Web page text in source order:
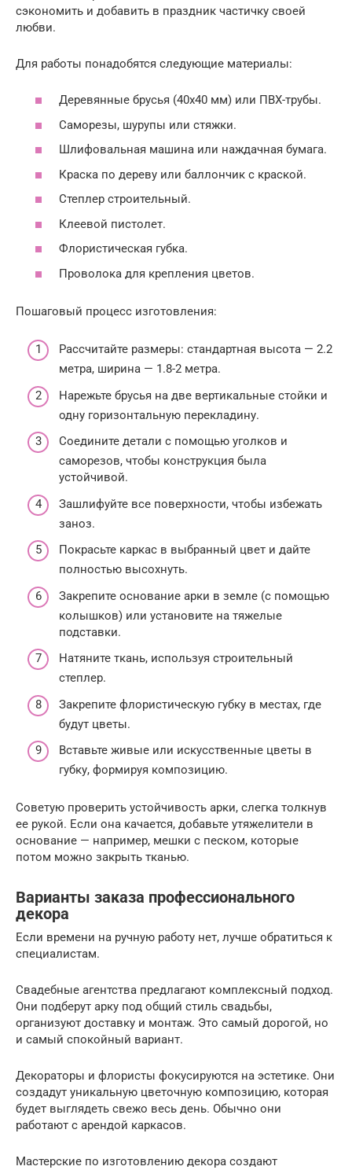
сэкономить и добавить в праздник частичку своей
любви.
Для работы понадобятся следующие материалы:
Деревянные брусья (40х40 мм) или ПВХ-трубы.
Саморезы, шурупы или стяжки.
Шлифовальная машина или наждачная бумага.
Краска по дереву или баллончик с краской.
Степлер строительный.
Клеевой пистолет.
Флористическая губка.
Проволока для крепления цветов.
Пошаговый процесс изготовления:
Рассчитайте размеры: стандартная высота — 2.2
метра, ширина — 1.8-2 метра.
Нарежьте брусья на две вертикальные стойки и
одну горизонтальную перекладину.
Соедините детали с помощью уголков и
саморезов, чтобы конструкция была
устойчивой.
Зашлифуйте все поверхности, чтобы избежать
заноз.
Покрасьте каркас в выбранный цвет и дайте
полностью высохнуть.
Закрепите основание арки в земле (с помощью
колышков) или установите на тяжелые
подставки.
Натяните ткань, используя строительный
степлер.
Закрепите флористическую губку в местах, где
будут цветы.
Вставьте живые или искусственные цветы в
губку, формируя композицию.
Советую проверить устойчивость арки, слегка толкнув
ее рукой. Если она качается, добавьте утяжелители в
основание — например, мешки с песком, которые
потом можно закрыть тканью.
Варианты заказа профессионального
декора
Если времени на ручную работу нет, лучше обратиться к
специалистам.
Свадебные агентства предлагают комплексный подход.
Они подберут арку под общий стиль свадьбы,
организуют доставку и монтаж. Это самый дорогой, но
и самый спокойный вариант.
Декораторы и флористы фокусируются на эстетике. Они
создадут уникальную цветочную композицию, которая
будет выглядеть свежо весь день. Обычно они
работают с арендой каркасов.
Мастерские по изготовлению декора создают